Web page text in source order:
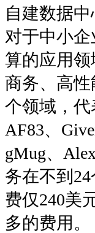
自建数据
对于中小
算的应用
商务、高
个领域，代
AF83、
gMug、
务在不到
费仅240美
多的费用。